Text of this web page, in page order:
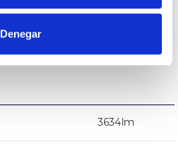
Denegar
AL iap
3634lm